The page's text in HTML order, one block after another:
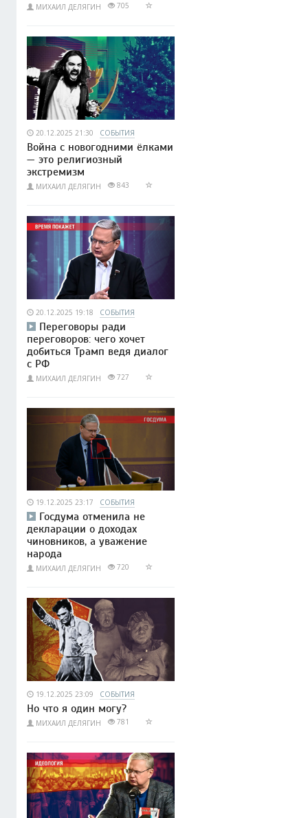
МИХАИЛ ДЕЛЯГИН 705
20.12.2025 21:30 СОБЫТИЯ
Война с новогодними ёлками
— это религиозный
экстремизм
МИХАИЛ ДЕЛЯГИН 843
20.12.2025 19:18 СОБЫТИЯ
Переговоры ради
переговоров: чего хочет
добиться Трамп ведя диалог
с РФ
МИХАИЛ ДЕЛЯГИН 727
19.12.2025 23:17 СОБЫТИЯ
Госдума отменила не
декларации о доходах
чиновников, а уважение
народа
МИХАИЛ ДЕЛЯГИН 720
19.12.2025 23:09 СОБЫТИЯ
Но что я один могу?
МИХАИЛ ДЕЛЯГИН 781